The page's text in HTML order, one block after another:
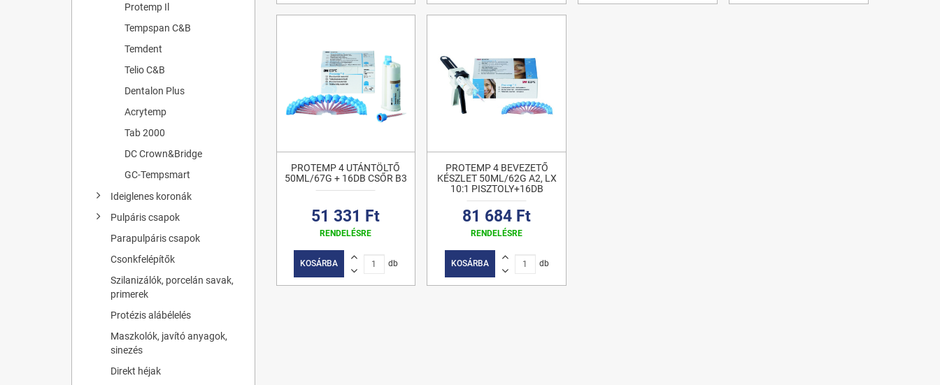
Protemp Il
Tempspan C&B
Temdent
Telio C&B
Dentalon Plus
Acrytemp
Tab 2000
DC Crown&Bridge
GC-Tempsmart
Ideiglenes koronák
Pulpáris csapok
Parapulpáris csapok
Csonkfelépítők
Szilanizálók, porcelán savak,
primerek
Protézis alábélelés
Maszkolók, javító anyagok,
sinezés
Direkt héjak
PROTEMP 4 UTÁNTÖLTŐ
50ML/67G + 16DB CSŐR B3
51 331 Ft
RENDELÉSRE
KOSÁRBA db
PROTEMP 4 BEVEZETŐ
KÉSZLET 50ML/62G A2, LX
10:1 PISZTOLY+16DB
81 684 Ft
RENDELÉSRE
KOSÁRBA db